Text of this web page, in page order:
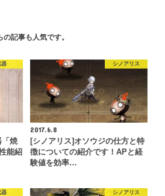
の記事も人気です。
器
「焼
能紹
シノアリス
2017.6.8
[シノアリス]オソウジの仕方と特
徴についての紹介です！APと経
験値を効率…
器 シノアリス